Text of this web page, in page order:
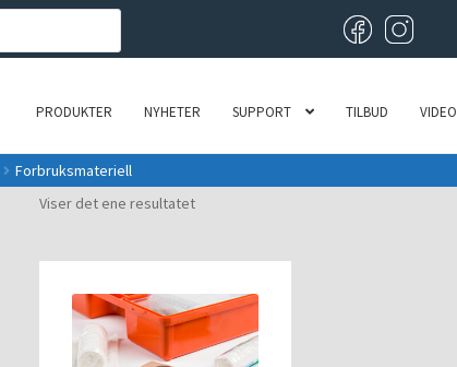
PRODUKTER NYHETER SUPPORT TILBUD VIDEO
Forbruksmateriell
Viser det ene resultatet